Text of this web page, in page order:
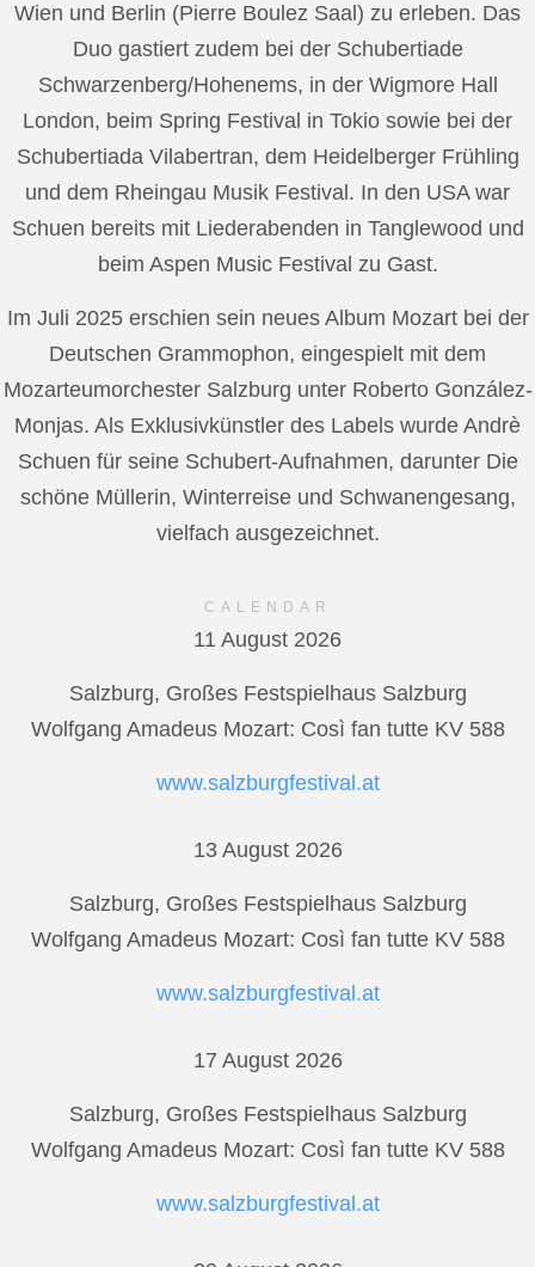
Wien und Berlin (Pierre Boulez Saal) zu erleben. Das
Duo gastiert zudem bei der Schubertiade
Schwarzenberg/Hohenems, in der Wigmore Hall
London, beim Spring Festival in Tokio sowie bei der
Schubertiada Vilabertran, dem Heidelberger Frühling
und dem Rheingau Musik Festival. In den USA war
Schuen bereits mit Liederabenden in Tanglewood und
beim Aspen Music Festival zu Gast.
Im Juli 2025 erschien sein neues Album Mozart bei der
Deutschen Grammophon, eingespielt mit dem
Mozarteumorchester Salzburg unter Roberto González-
Monjas. Als Exklusivkünstler des Labels wurde Andrè
Schuen für seine Schubert-Aufnahmen, darunter Die
schöne Müllerin, Winterreise und Schwanengesang,
vielfach ausgezeichnet.
CALENDAR
11 August 2026
Salzburg, Großes Festspielhaus Salzburg
Wolfgang Amadeus Mozart: Così fan tutte KV 588
www.salzburgfestival.at
13 August 2026
Salzburg, Großes Festspielhaus Salzburg
Wolfgang Amadeus Mozart: Così fan tutte KV 588
www.salzburgfestival.at
17 August 2026
Salzburg, Großes Festspielhaus Salzburg
Wolfgang Amadeus Mozart: Così fan tutte KV 588
www.salzburgfestival.at